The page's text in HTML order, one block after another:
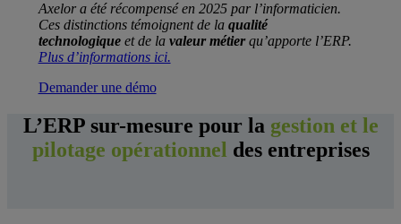
Axelor a été récompensé en 2025 par l’informaticien.
Ces distinctions témoignent de la qualité
technologiqueet de la valeur métierqu’apporte l’ERP.
Plus d’informations ici.
Demander une démo
L’ERP sur-mesure pour la gestion et le
pilotage opérationnel des entreprises